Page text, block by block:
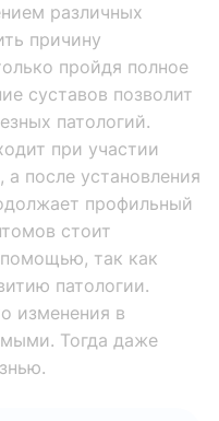
различных
причину
пройдя полное
суставов позволит
патологий.
при участии
после установления
профильный
стоит
так как
патологии.
изменения в
Тогда даже